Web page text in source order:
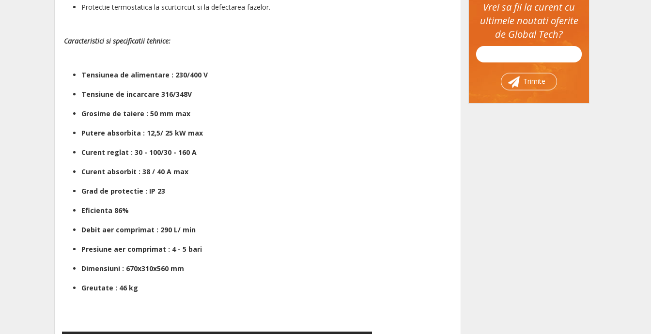
Protectie termostatica la scurtcircuit si la defectarea fazelor.
Caracteristici si specificatii tehnice:
Tensiunea de alimentare : 230/400 V
Tensiune de incarcare 316/348V
Grosime de taiere : 50 mm max
Putere absorbita : 12,5/ 25 kW max
Curent reglat : 30 - 100/30 - 160 A
Curent absorbit : 38 / 40 A max
Grad de protectie : IP 23
Eficienta 86%
Debit aer comprimat : 290 L/ min
Presiune aer comprimat : 4 - 5 bari
Dimensiuni : 670x310x560 mm
Greutate : 46 kg
Vrei sa fii la curent cu
ultimele noutati oferite
de Global Tech?
Trimite